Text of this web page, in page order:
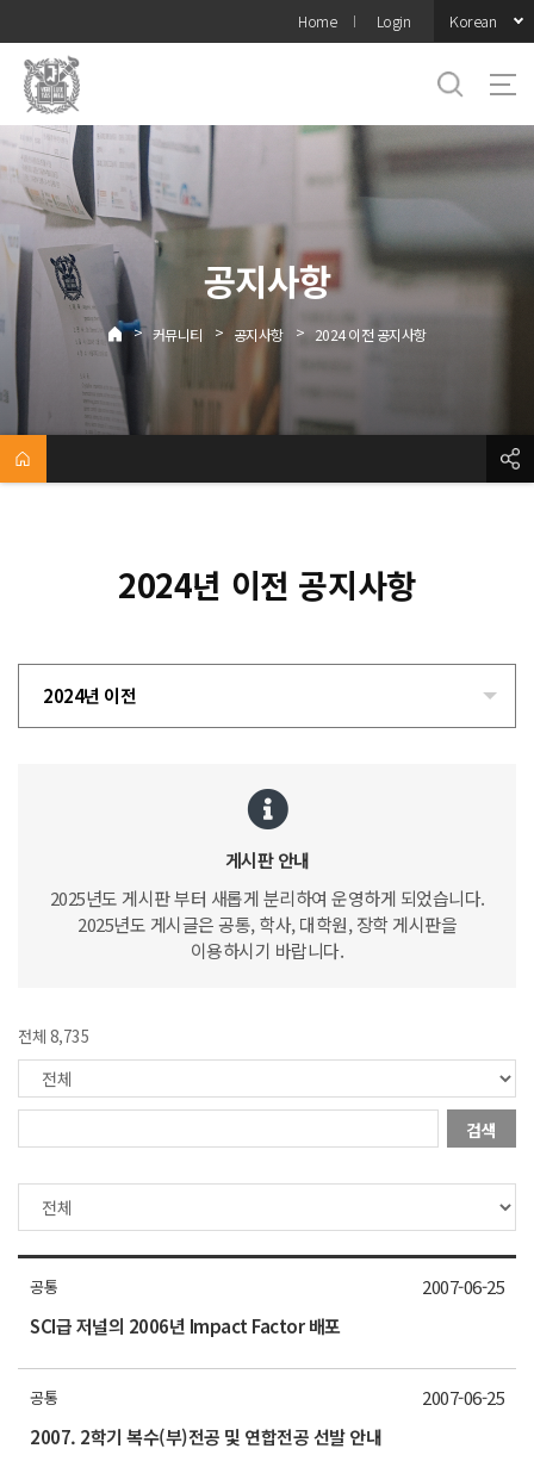
메뉴
Home Login Korean
공지사항
> 커뮤니티 > 공지사항 > 2024 이전 공지사항
2024년 이전 공지사항
2024년 이전
게시판 안내
2025년도 게시판 부터 새롭게 분리하여 운영하게 되었습니다.
2025년도 게시글은 공통, 학사, 대학원, 장학 게시판을
이용하시기 바랍니다.
전체 8,735
검색
공통
SCI급 저널의 2006년 Impact Factor 배포
2007-06-25
공통
2007. 2학기 복수(부)전공 및 연합전공 선발 안내
2007-06-25